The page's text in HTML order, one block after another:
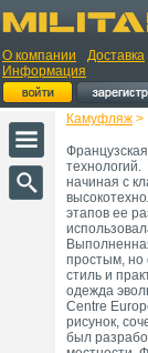
О компании Доставка
Информация
Камуфляж >
начиная с
этапов ее
простым, но
стиль и
одежда
Centre
рисунок,
был